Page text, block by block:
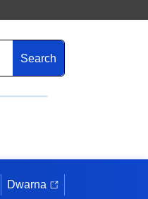
Search
Dwarna